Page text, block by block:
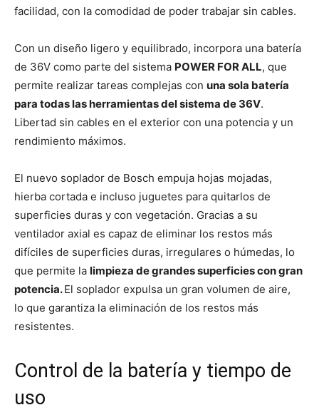
facilidad, con la comodidad de poder trabajar sin cables.
Con un diseño ligero y equilibrado, incorpora una batería
de 36V como parte del sistema POWER FOR ALL, que
permite realizar tareas complejas con una sola batería
para todas las herramientas del sistema de 36V.
Libertad sin cables en el exterior con una potencia y un
rendimiento máximos.
El nuevo soplador de Bosch empuja hojas mojadas,
hierba cortada e incluso juguetes para quitarlos de
superficies duras y con vegetación. Gracias a su
ventilador axial es capaz de eliminar los restos más
difíciles de superficies duras, irregulares o húmedas, lo
que permite la limpieza de grandes superficies con gran
potencia.El soplador expulsa un gran volumen de aire,
lo que garantiza la eliminación de los restos más
resistentes.
Control de la batería y tiempo de
uso